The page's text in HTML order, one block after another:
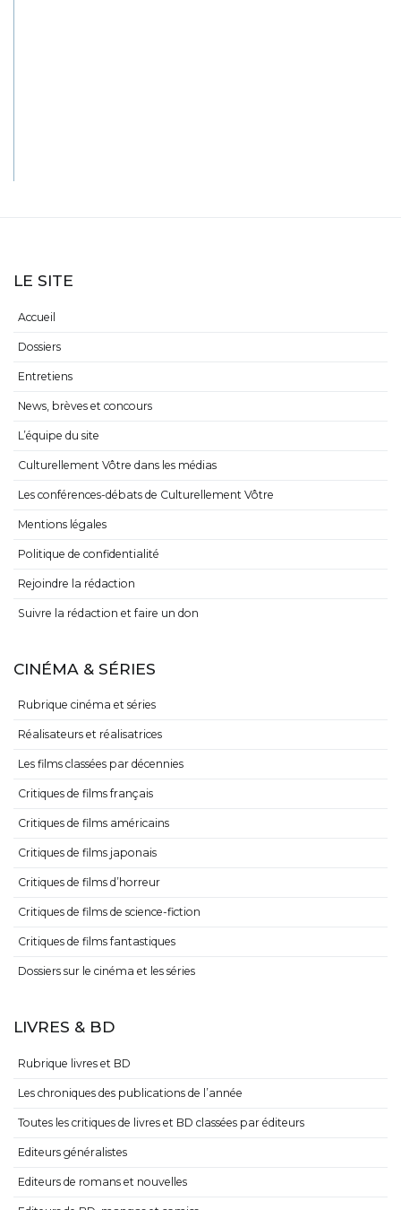
LE SITE
Accueil
Dossiers
Entretiens
News, brèves et concours
L’équipe du site
Culturellement Vôtre dans les médias
Les conférences-débats de Culturellement Vôtre
Mentions légales
Politique de confidentialité
Rejoindre la rédaction
Suivre la rédaction et faire un don
CINÉMA & SÉRIES
Rubrique cinéma et séries
Réalisateurs et réalisatrices
Les films classées par décennies
Critiques de films français
Critiques de films américains
Critiques de films japonais
Critiques de films d’horreur
Critiques de films de science-fiction
Critiques de films fantastiques
Dossiers sur le cinéma et les séries
LIVRES & BD
Rubrique livres et BD
Les chroniques des publications de l’année
Toutes les critiques de livres et BD classées par éditeurs
Editeurs généralistes
Editeurs de romans et nouvelles